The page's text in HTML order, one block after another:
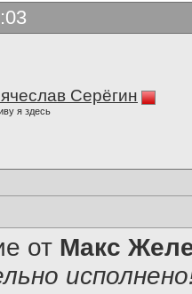
Серёгин
я здесь
от Макс